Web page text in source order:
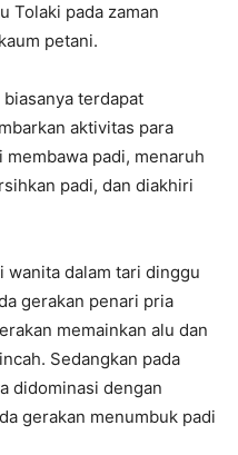
Tolaki pada zaman
petani.
terdapat
aktivitas para
padi, menaruh
padi, dan diakhiri
wanita dalam tari dinggu
gerakan penari pria
memainkan alu dan
Sedangkan pada
didominasi dengan
gerakan menumbuk padi